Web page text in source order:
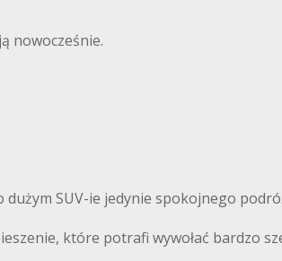
nowocześnie.
SUV-ie jedynie spokojnego
które potrafi wywołać bardzo